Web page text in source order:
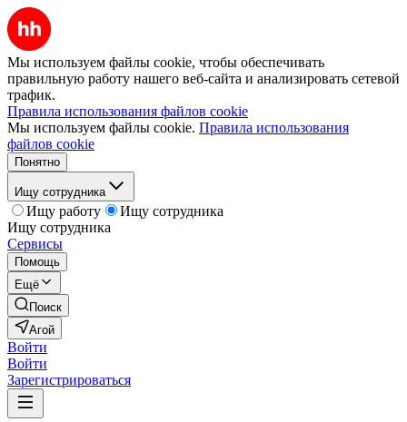
Мы используем файлы cookie, чтобы обеспечивать
правильную работу нашего веб-сайта и анализировать сетевой
трафик.
Правила использования файлов cookie
Мы используем файлы cookie. Правила использования
файлов cookie
Понятно
Ищу сотрудника
Ищу работу
Ищу сотрудника
Ищу сотрудника
Сервисы
Помощь
Ещё
Поиск
Агой
Войти
Войти
Зарегистрироваться